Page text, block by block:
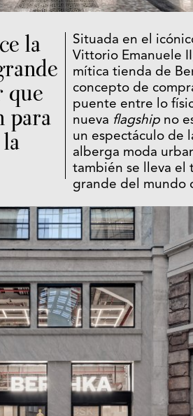
la
que
para
Situada en el
Vittorio Emanuele
mítica tienda de
concepto de
puente entre lo
nueva flagship no
un espectáculo de
alberga moda
también se lleva el
grande del mundo